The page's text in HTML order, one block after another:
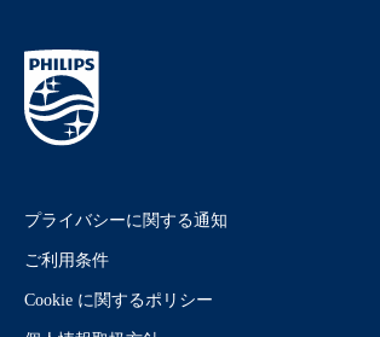
プライバシーに関する通知
ご利用条件
Cookie に関するポリシー